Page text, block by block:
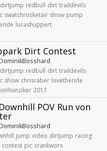
dirtjump redbull dirt traildevils
swatchrocketair show pump
lucashuppert
Dirt Contest
dirtjump redbull dirt traildevils
show chrisräber lovetheride
2017
POV Run von
jump video dirtjump racing
contest pic crankworx